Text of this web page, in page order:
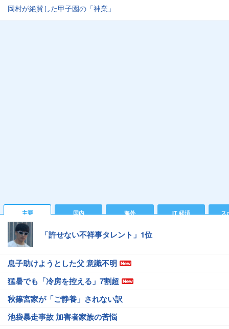
岡村が絶賛した甲子園の「神業」
主要 国内 海外 IT 経済 ス
「許せない不祥事タレント」1位
息子助けようとした父 意識不明
猛暑でも「冷房を控える」7割超
秋篠宮家が「ご静養」されない訳
池袋暴走事故 加害者家族の苦悩